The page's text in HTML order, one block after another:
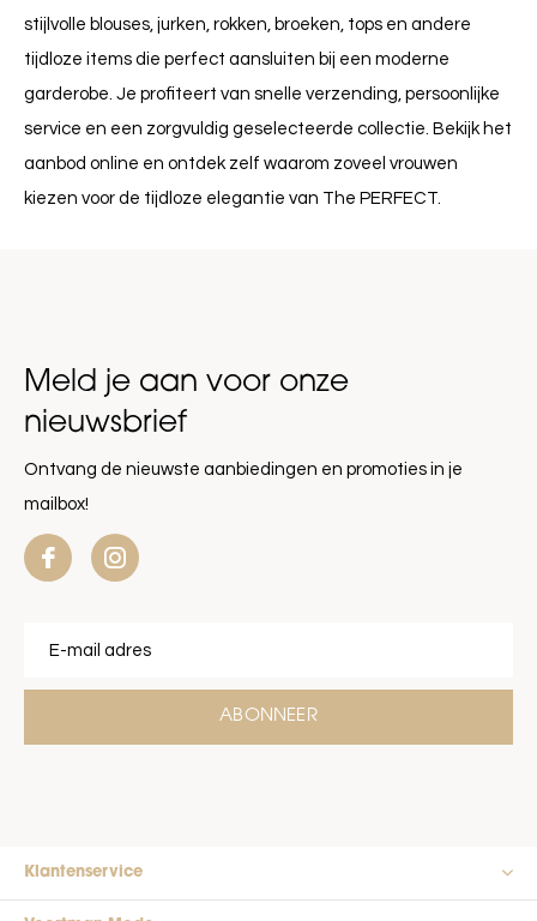
stijlvolle blouses, jurken, rokken, broeken, tops en andere
tijdloze items die perfect aansluiten bij een moderne
garderobe. Je profiteert van snelle verzending, persoonlijke
service en een zorgvuldig geselecteerde collectie. Bekijk het
aanbod online en ontdek zelf waarom zoveel vrouwen
kiezen voor de tijdloze elegantie van The PERFECT.
Meld je aan voor onze
nieuwsbrief
Ontvang de nieuwste aanbiedingen en promoties in je
mailbox!
ABONNEER
Klantenservice